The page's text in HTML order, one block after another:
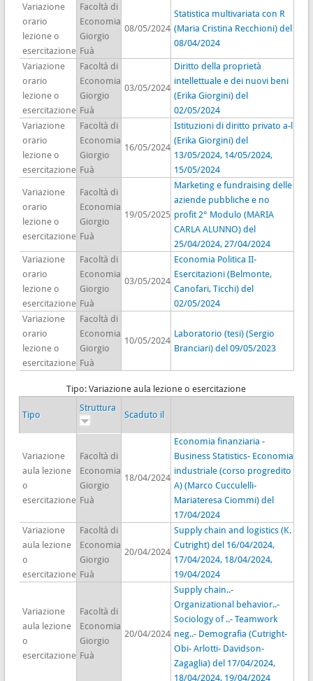
Variazione
orario
lezione o
esercitazione
Facoltà di
Economia
Giorgio
Fuà
08/05/2024
Statistica multivariata con R
(Maria Cristina Recchioni) del
08/04/2024
Variazione
orario
lezione o
esercitazione
Facoltà di
Economia
Giorgio
Fuà
03/05/2024
Diritto della proprietà
intellettuale e dei nuovi beni
(Erika Giorgini) del
02/05/2024
Variazione
orario
lezione o
esercitazione
Facoltà di
Economia
Giorgio
Fuà
16/05/2024
Istituzioni di diritto privato a-l
(Erika Giorgini) del
13/05/2024, 14/05/2024,
15/05/2024
Variazione
orario
lezione o
esercitazione
Facoltà di
Economia
Giorgio
Fuà
19/05/2025
Marketing e fundraising delle
aziende pubbliche e no
profit 2° Modulo (MARIA
CARLA ALUNNO) del
25/04/2024, 27/04/2024
Variazione
orario
lezione o
esercitazione
Facoltà di
Economia
Giorgio
Fuà
03/05/2024
Economia Politica II-
Esercitazioni (Belmonte,
Canofari, Ticchi) del
02/05/2024
Variazione
orario
lezione o
esercitazione
Facoltà di
Economia
Giorgio
Fuà
10/05/2024
Laboratorio (tesi) (Sergio
Branciari) del 09/05/2023
Tipo: Variazione aula lezione o esercitazione
Tipo
Struttura
Scaduto il
Variazione
aula lezione
o
esercitazione
Facoltà di
Economia
Giorgio
Fuà
18/04/2024
Economia finanziaria -
Business Statistics- Economia
industriale (corso progredito
A) (Marco Cucculelli-
Mariateresa Ciommi) del
17/04/2024
Variazione
aula lezione
o
esercitazione
Facoltà di
Economia
Giorgio
Fuà
20/04/2024
Supply chain and logistics (K.
Cutright) del 16/04/2024,
17/04/2024, 18/04/2024,
19/04/2024
Variazione
aula lezione
o
esercitazione
Facoltà di
Economia
Giorgio
Fuà
20/04/2024
Supply chain..-
Organizational behavior..-
Sociology of ..- Teamwork
neg..- Demografia (Cutright-
Obi- Arlotti- Davidson-
Zagaglia) del 17/04/2024,
18/04/2024, 19/04/2024